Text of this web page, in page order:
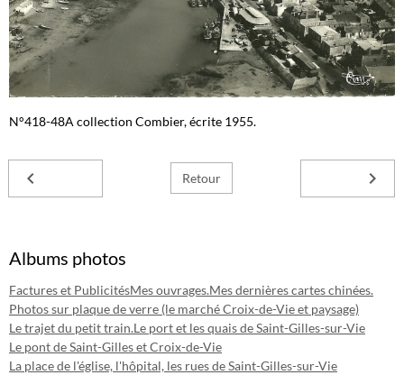
N°418-48A collection Combier, écrite 1955.
Retour
Albums photos
Factures et PublicitésMes ouvrages.Mes dernières cartes chinées.
Photos sur plaque de verre (le marché Croix-de-Vie et paysage)
Le trajet du petit train.Le port et les quais de Saint-Gilles-sur-Vie
Le pont de Saint-Gilles et Croix-de-Vie
La place de l'église, l'hôpital, les rues de Saint-Gilles-sur-Vie